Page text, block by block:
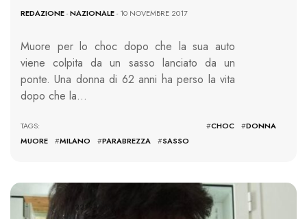
REDAZIONE-NAZIONALE- 10 NOVEMBRE 2017
Muore per lo choc dopo che la sua auto
viene colpita da un sasso lanciato da un
ponte. Una donna di 62 anni ha perso la vita
dopo che la…
TAGS: #CHOC #DONNA
MUORE
#MILANO #PARABREZZA #SASSO
2229 VIEWS